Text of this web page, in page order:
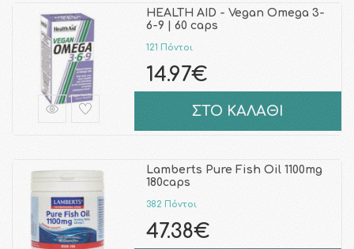
HEALTH AID - Vegan Omega 3-
6-9 | 60 caps
121 Πόντοι
14.97€
ΣΤΟ ΚΑΛΑΘΙ
Lamberts Pure Fish Oil 1100mg
180caps
382 Πόντοι
47.38€